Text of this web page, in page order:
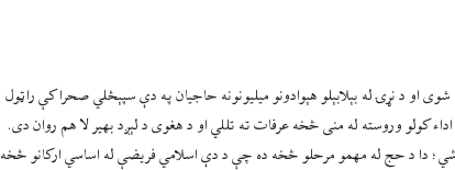
د نړۍ له بېلابېلو هېوادونو میلیونونه حاجیان په دې سپېڅلي صحرا کې راټول
حاجیان د سهار لمانځه له اداء کولو وروسته له منى څخه عرفات ته تللي او د هغوی د لېږد بهیر لا هم روان دی.
شي؛ دا د حج له مهمو مرحلو څخه ده چې د دې اسلامي فریضې له اساسي ارکانو څخه